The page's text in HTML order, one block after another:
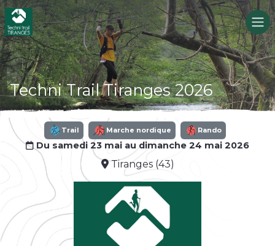
Techni Trail Tiranges 2026
Trail Marche nordique Rando
Du samedi 23 mai au dimanche 24 mai 2026
Tiranges (43)